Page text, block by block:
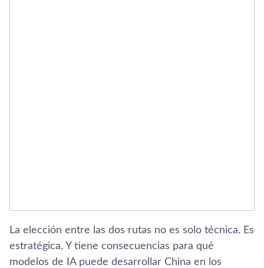
La elección entre las dos rutas no es solo técnica. Es
estratégica. Y tiene consecuencias para qué
modelos de IA puede desarrollar China en los